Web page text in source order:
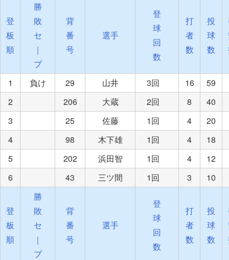
登
板
順
勝
敗
セ
｜
ブ
背
番
号
選手
登
球
回
数
打
者
数
投
球
数
1 負け 29 山井 3回 16
59
2
206 大蔵 2回 8
40
3
25 佐藤 1回 4
20
4
98 木下雄 1回 4
18
5
202 浜田智 1回 4
12
6
43 三ツ間 1回 3 10
登
板
順
勝
敗
セ
｜
ブ
背
番
号
選手
登
球
回
数
打
者
数
投
球
数